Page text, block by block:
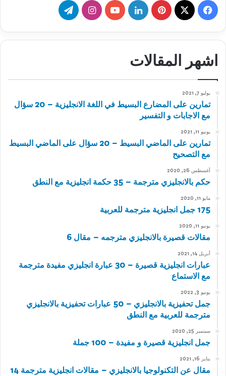
فيسبوك
‫X بينتيريستلينكدإن‫YouTube
انستقرامتيلقرام
اشهر المقالات
يوليو 7, 2021
تمارين على المضارع البسيط في اللغة الانجليزية – 20 سؤال
مع الاجابات و التفسير
يونيو 11, 2021
تمارين على الماضي البسيط – 20 سؤال على الماضي البسيط
مع التصحيح
أغسطس 26, 2020
حكم بالانجليزي مترجمة – 35 حكمة انجليزية مع النطق
مايو 11, 2020
175 جمل انجليزية مترجمة للعربية
يونيو 11, 2020
مقالات قصيرة بالانجليزي مترجمه – مقال 6
أبريل 14, 2021
عبارات انجليزية قصيرة – 30 عبارة انجليزي مفيدة مترجمة
مع الاستماع
يونيو 3, 2022
جمل تحفيزية بالانجليزي – 50 عبارات تحفيزية بالانجليزي
مترجمة للعربية مع النطق
سبتمبر 25, 2020
جمل انجليزية قصيرة و مفيدة – 100 جملة
يناير 16, 2021
مقال عن التكنولوجيا بالانجليزي – مقالات انجليزية مترجمة 14